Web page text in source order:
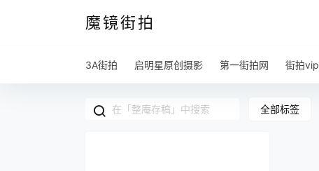
魔镜街拍
3A街拍 启明星原创摄影 第一街拍网 街拍vip
全部标签